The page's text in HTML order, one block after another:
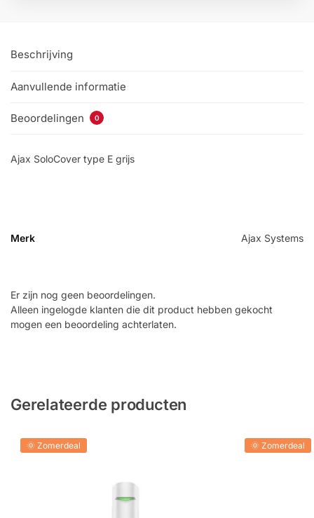
Beschrijving
Aanvullende informatie
Beoordelingen 0
Ajax SoloCover type E grijs
Merk Ajax Systems
Er zijn nog geen beoordelingen.
Alleen ingelogde klanten die dit product hebben gekocht
mogen een beoordeling achterlaten.
Gerelateerde producten
🌞 Zomerdeal 🌞 Zomerdeal